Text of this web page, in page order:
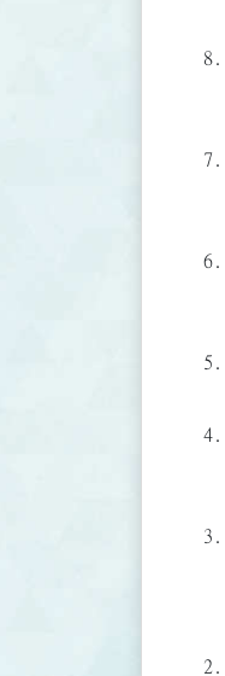
8.
7.
6.
5.
4.
3.
2.